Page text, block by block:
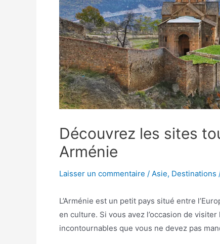
Découvrez les sites
Arménie
Laisser un commentaire / Asie, Destinations
L’Arménie est un petit pays situé entre
en culture. Si vous avez l’occasion de
incontournables que vous ne devez pas